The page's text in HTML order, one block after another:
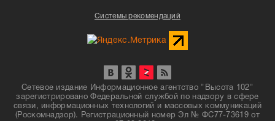
Системы рекомендаций
Сетевое издание Информационное агентство "Высота 102"
зарегистрировано Федеральной службой по надзору в сфере
связи, информационных технологий и массовых коммуникаций
(Роскомнадзор). Регистрационный номер Эл № ФС77-73619 от